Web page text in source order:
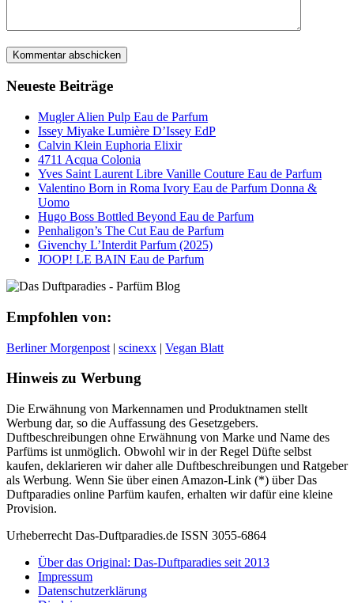
Neueste Beiträge
Mugler Alien Pulp Eau de Parfum
Issey Miyake Lumière D’Issey EdP
Calvin Klein Euphoria Elixir
4711 Acqua Colonia
Yves Saint Laurent Libre Vanille Couture Eau de Parfum
Valentino Born in Roma Ivory Eau de Parfum Donna &
Uomo
Hugo Boss Bottled Beyond Eau de Parfum
Penhaligon’s The Cut Eau de Parfum
Givenchy L’Interdit Parfum (2025)
JOOP! LE BAIN Eau de Parfum
Empfohlen von:
Berliner Morgenpost | scinexx | Vegan Blatt
Hinweis zu Werbung
Die Erwähnung von Markennamen und Produktnamen stellt
Werbung dar, so die Auffassung des Gesetzgebers.
Duftbeschreibungen ohne Erwähnung von Marke und Name des
Parfüms ist unmöglich. Obwohl wir in der Regel Düfte selbst
kaufen, deklarieren wir daher alle Duftbeschreibungen und Ratgeber
als Werbung. Wenn Sie über einen Amazon-Link (*) über Das
Duftparadies online Parfüm kaufen, erhalten wir dafür eine kleine
Provision.
Urheberrecht Das-Duftparadies.de ISSN 3055-6864
Über das Original: Das-Duftparadies seit 2013
Impressum
Datenschutzerklärung